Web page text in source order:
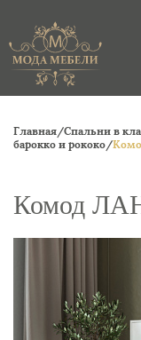
Главная/Спальни в
барокко и рококо/
Комод